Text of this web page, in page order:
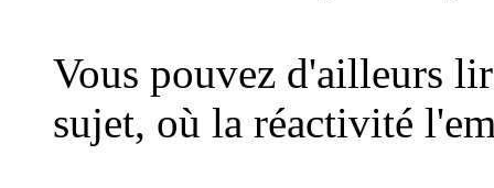
Vous pouvez d'ailleurs
sujet, où la réactivité